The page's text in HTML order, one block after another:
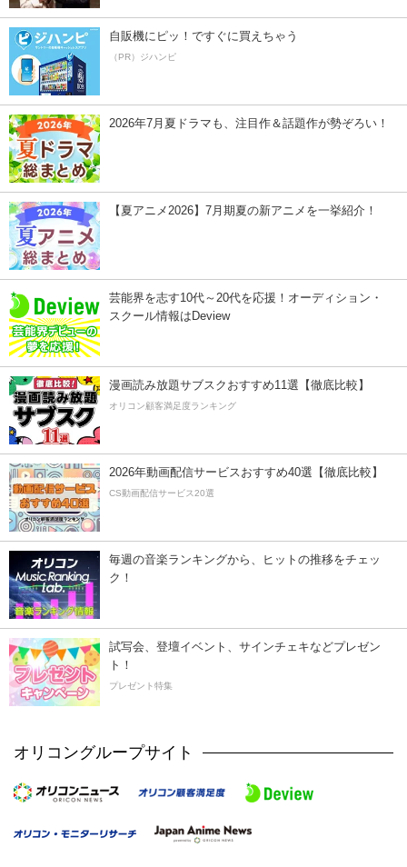
自販機にピッ！ですぐに買えちゃう
（PR）ジハンピ
2026年7月夏ドラマも、注目作＆話題作が勢ぞろい！
【夏アニメ2026】7月期夏の新アニメを一挙紹介！
芸能界を志す10代～20代を応援！オーディション・
スクール情報はDeview
漫画読み放題サブスクおすすめ11選【徹底比較】
オリコン顧客満足度ランキング
2026年動画配信サービスおすすめ40選【徹底比較】
CS動画配信サービス20選
毎週の音楽ランキングから、ヒットの推移をチェッ
ク！
試写会、登壇イベント、サインチェキなどプレゼン
ト！
プレゼント特集
オリコングループサイト